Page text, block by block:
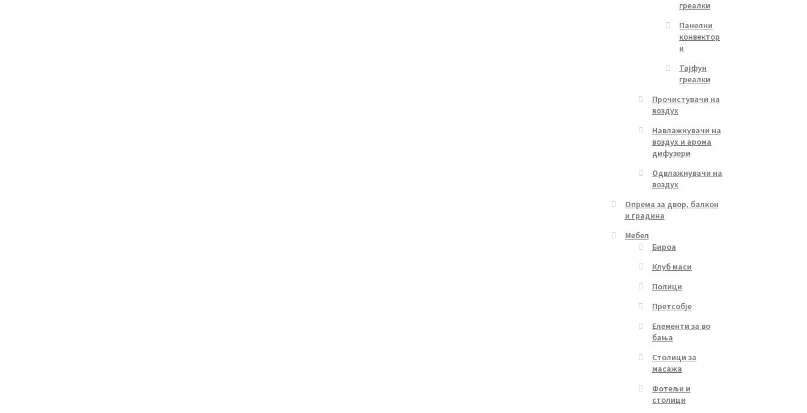
греалки
Панелни
конвектор
и
Тајфун
греалки
Прочистувачи на
воздух
Навлажнувачи на
воздух и арома
дифузери
Одвлажнувачи на
воздух
Опрема за двор, балкон
и градина
Мебел
Бироа
Клуб маси
Полици
Претсобје
Елементи за во
бања
Столици за
масажа
Фотељи и
столици